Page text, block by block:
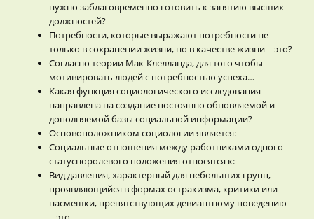
нужно заблаговременно готовить к занятию высших
должностей?
Потребности, которые выражают потребности не
только в сохранении жизни, но в качестве жизни – это?
Согласно теории Мак-Клелланда, для того чтобы
мотивировать людей с потребностью успеха…
Какая функция социологического исследования
направлена на создание постоянно обновляемой и
дополняемой базы социальной информации?
Основоположником социологии является:
Социальные отношения между работниками одного
статусноролевого положения относятся к:
Вид давления, характерный для небольших групп,
проявляющийся в формах остракизма, критики или
насмешки, препятствующих девиантному поведению